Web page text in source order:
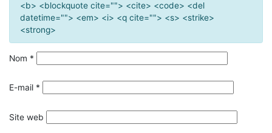
<b> <blockquote cite=""> <cite> <code> <del
datetime=""> <em> <i> <q cite=""> <s> <strike>
<strong>
Nom *
E-mail *
Site web